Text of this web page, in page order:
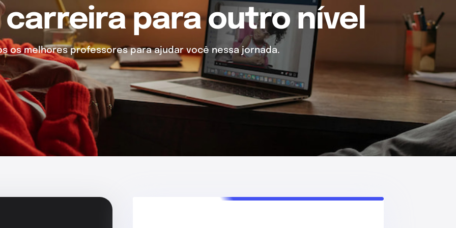
carreira para outro nível
os melhores professores para ajudar você nessa jornada.